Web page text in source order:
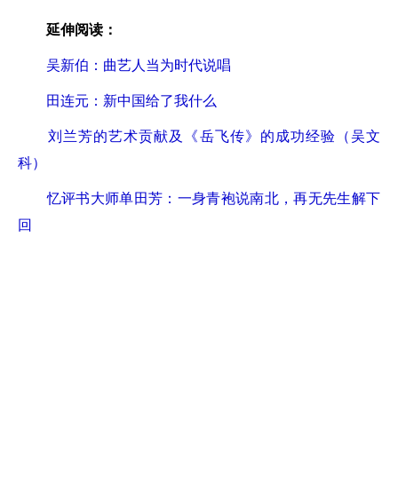
延伸阅读：
吴新伯：曲艺人当为时代说唱
田连元：新中国给了我什么
刘兰芳的艺术贡献及《岳飞传》的成功经验（吴文
科）
忆评书大师单田芳：一身青袍说南北，再无先生解下
回